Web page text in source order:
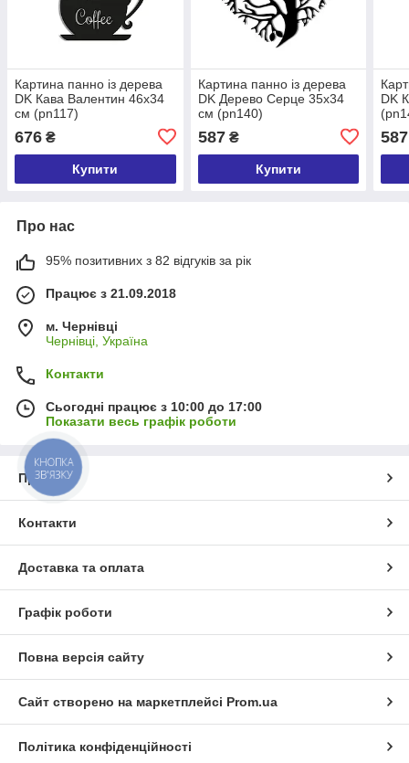
Картина панно із дерева
DK Кава Валентин 46х34
см (pn117)
676 ₴
Купити
Картина панно із дерева
DK Дерево Серце 35х34
см (pn140)
587₴
Купити
DK
587
Про нас
95% позитивних з 82 відгуків за рік
Працює з 21.09.2018
м. Чернівці
Чернівці, Україна
Контакти
Сьогодні працює з 10:00 до 17:00
Показати весь графік роботи
Про нас
Контакти
Доставка та оплата
Графік роботи
Повна версія сайту
Сайт створено на маркетплейсі Prom.ua
Політика конфіденційності
КНОПКА
ЗВ'ЯЗКУ